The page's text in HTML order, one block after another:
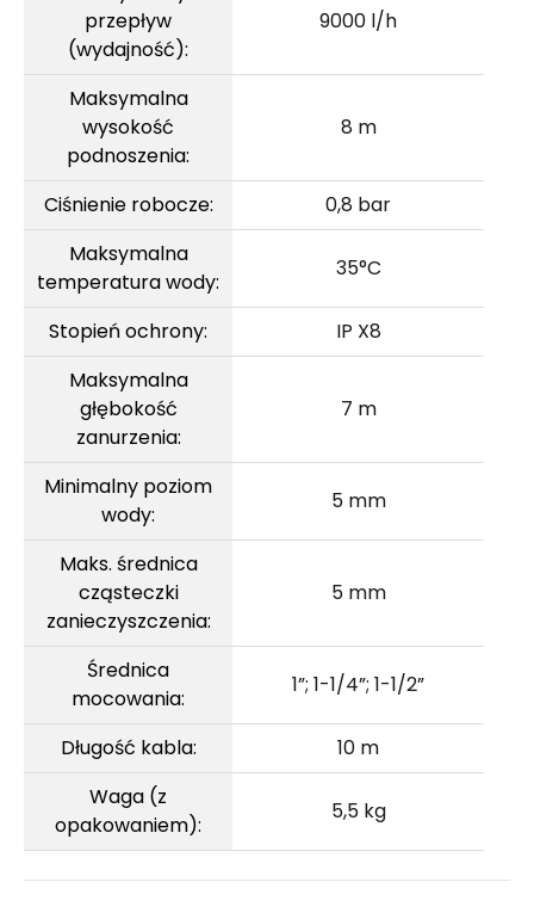
przepływ
(wydajność):
9000 l/h
Maksymalna
wysokość
podnoszenia:
8 m
Ciśnienie robocze:
0,8 bar
Maksymalna
temperatura wody:
35°C
Stopień ochrony:
IP X8
Maksymalna
głębokość
zanurzenia:
7 m
Minimalny poziom
wody:
5 mm
Maks. średnica
cząsteczki
zanieczyszczenia:
5 mm
Średnica
mocowania:
1”; 1-1/4”; 1-1/2”
Długość kabla:
10 m
Waga (z
opakowaniem):
5,5 kg